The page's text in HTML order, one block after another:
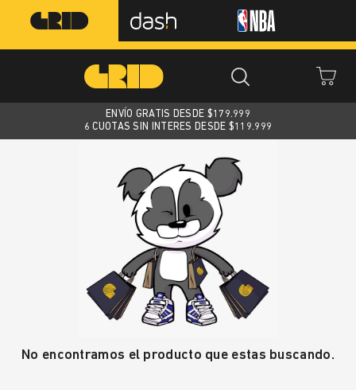
ENVÍO GRATIS DESDE $179.999
6 CUOTAS SIN INTERES DESDE $119.999
No encontramos el producto que estas buscando.